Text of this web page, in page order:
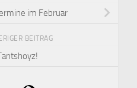
im Februar
BEITRAG